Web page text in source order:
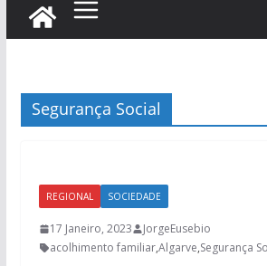
Segurança Social
REGIONAL SOCIEDADE
17 Janeiro, 2023
JorgeEusebio
acolhimento familiar,Algarve,Segurança